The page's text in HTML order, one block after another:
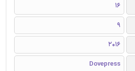
16
9
2016
Dovepress